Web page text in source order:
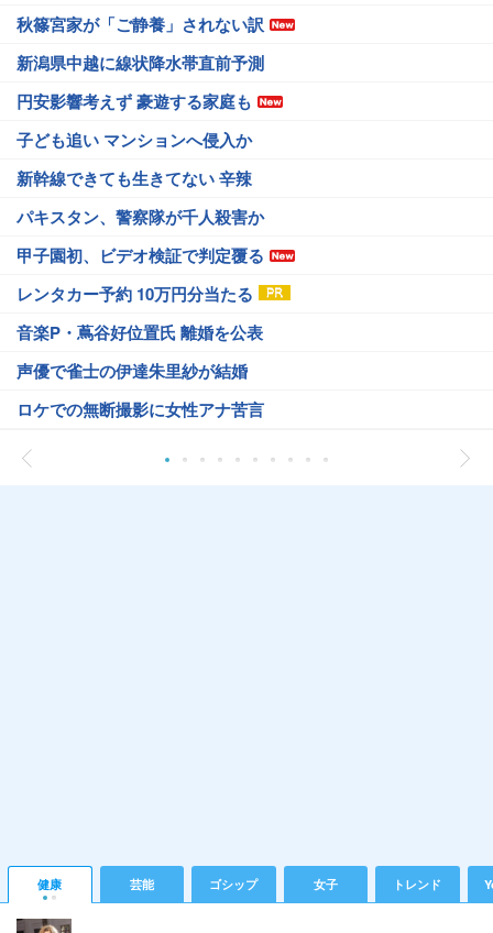
秋篠宮家が「ご静養」されない訳
新潟県中越に線状降水帯直前予測
円安影響考えず 豪遊する家庭も
子ども追い マンションへ侵入か
新幹線できても生きてない 辛辣
パキスタン、警察隊が千人殺害か
甲子園初、ビデオ検証で判定覆る
レンタカー予約 10万円分当たる
音楽P・蔦谷好位置氏 離婚を公表
声優で雀士の伊達朱里紗が結婚
ロケでの無断撮影に女性アナ苦言
健康 芸能 ゴシップ 女子 トレンド